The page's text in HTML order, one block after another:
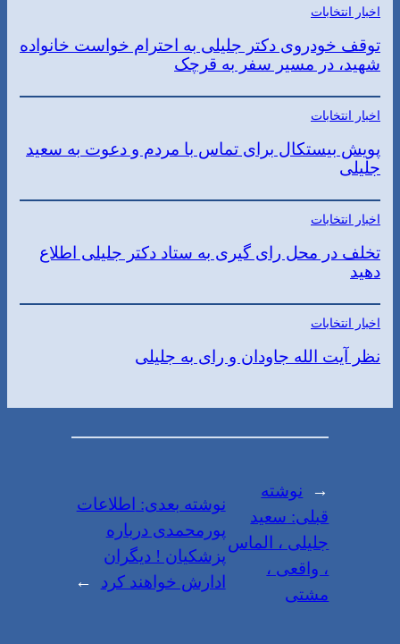
اخبار انتخابات
توقف خودروی دکتر جلیلی به احترام خواست خانواده
شهید، در مسیر سفر به قرچک
اخبار انتخابات
پویش بیستکال برای تماس با مردم و دعوت به سعید
جلیلی
اخبار انتخابات
تخلف در محل رای گیری به ستاد دکتر جلیلی اطلاع
دهید
اخبار انتخابات
نظر آیت الله جاودان و رای به جلیلی
←
نوشته
قبلی: سعید
جلیلی ، الماس
، واقعی ،
مشتی
نوشته بعدی: اطلاعات
پور‌محمدی درباره
پزشکیان ! دیگران
ادارش خواهند کرد
→